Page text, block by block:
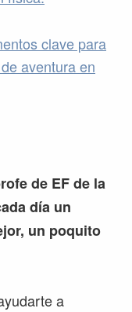
clave para
aventura en
de EF de la
día un
un poquito
a